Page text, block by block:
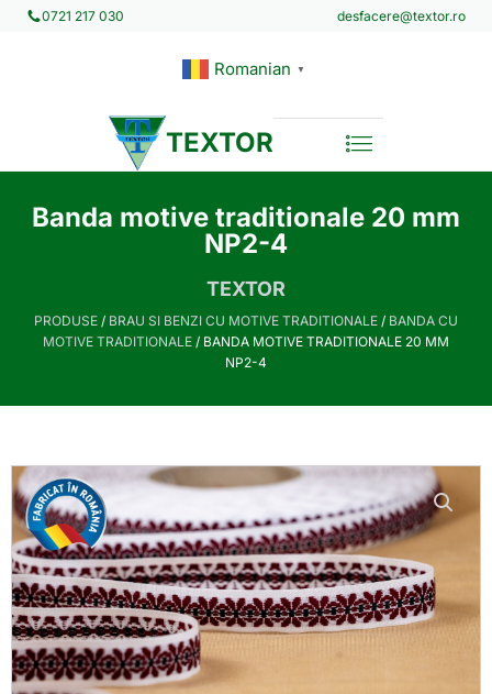
0721 217 030 desfacere@textor.ro
Romanian ▼
TEXTOR
Banda motive traditionale 20 mm
NP2-4
TEXTOR
PRODUSE / BRAU SI BENZI CU MOTIVE TRADITIONALE / BANDA CU
MOTIVE TRADITIONALE / BANDA MOTIVE TRADITIONALE 20 MM
NP2-4